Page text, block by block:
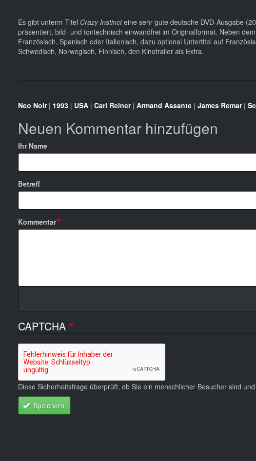
Es gibt unterm Titel Crazy Instincteine sehr gute deutsche DVD-Ausgabe
präsentiert, bild- und tontechnisch einwandfrei im Originalformat. Neben
Französisch, Spanisch oder Italienisch, dazu optional Untertitel auf
Schwedisch, Norwegisch, Finnisch, den Kinotrailer als Extra.
Neo Noir| 1993 | USA | Carl Reiner| Armand Assante | James Remar|
Neuen Kommentar hinzufügen
Ihr Name
Betreff
Kommentar
CAPTCHA
Diese Sicherheitsfrage überprüft, ob Sie ein menschlicher Besucher sind
Speichern